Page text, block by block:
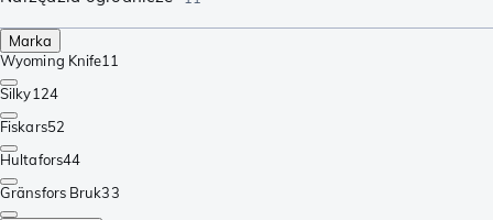
Marka
Wyoming Knife11
Silky124
Fiskars52
Hultafors44
Gränsfors Bruk33